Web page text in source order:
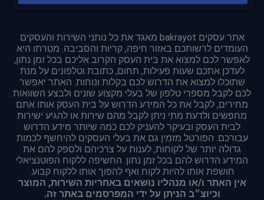
אתר עסקים bakrayot מאגד את כל נותני השירות והעסקים
העומדים לרשותכם באזור חיפה, קריות והסביבה. מטרתו היא
לאפשר לכם למצוא את בית העסק הקרוב אליכם בכל זמן נתון,
לעדכן אתכם שעות פעילות, תחום, כתובת וטלפונים על מנת
שתוכלו למצוא את הדרוש לכם בקלות ונוחות. האתר יאפשר
לכם לקבל מספרי טלפון של בעלי מקצוע שונים ולבצע השוואות
מחירים, לקבל את כל המידע הדרוש על בית העסק אותו אתם
מחפשים ולדעת מתי ניתן לקבל מהם שירות או להגיע ישירות
לבית העסק ובעיקר להעניק לכם כמה שיותר מידע הדרוש
עבורכם. הפורטל מזמין גם את בעלי העסקים להיחשף לכמות
גדולה יותר של לקוחות, לענות על צרכיהם ולספק להם את
המידע הדרוש להם בכל זמן נתון. החשיפה ללקוח הפוטנציאלי
חושפת אותו להיות לקוח ואף להפוך אותו ללקוח קבוע.
אין האתר ו/או מנהליו נושאים באחריות השירות, המוצר
וכיוצ״ב הניתן על ידי המפרסמים באתר זה.